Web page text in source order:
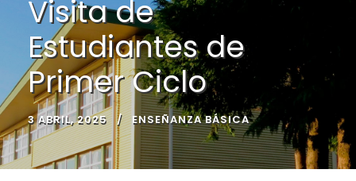
Visita de
Estudiantes de
Primer Ciclo
3 ABRIL, 2025 ENSEÑANZA BÁSICA